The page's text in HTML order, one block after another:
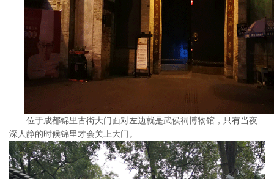
位于成都锦里古街大门面对左边就是武侯祠博物馆，只有当夜
深人静的时候锦里才会关上大门。